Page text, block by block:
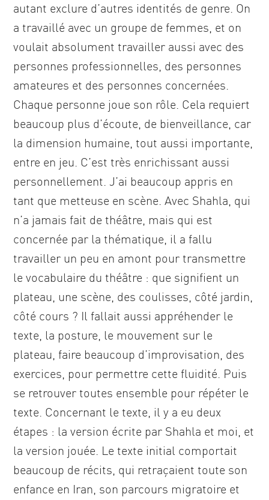
autant exclure d’autres identités de genre. On
a travaillé avec un groupe de femmes, et on
voulait absolument travailler aussi avec des
personnes professionnelles, des personnes
amateures et des personnes concernées.
Chaque personne joue son rôle. Cela requiert
beaucoup plus d’écoute, de bienveillance, car
la dimension humaine, tout aussi importante,
entre en jeu. C’est très enrichissant aussi
personnellement. J’ai beaucoup appris en
tant que metteuse en scène. Avec Shahla, qui
n’a jamais fait de théâtre, mais qui est
concernée par la thématique, il a fallu
travailler un peu en amont pour transmettre
le vocabulaire du théâtre : que signifient un
plateau, une scène, des coulisses, côté jardin,
côté cours ? Il fallait aussi appréhender le
texte, la posture, le mouvement sur le
plateau, faire beaucoup d’improvisation, des
exercices, pour permettre cette fluidité. Puis
se retrouver toutes ensemble pour répéter le
texte. Concernant le texte, il y a eu deux
étapes : la version écrite par Shahla et moi, et
la version jouée. Le texte initial comportait
beaucoup de récits, qui retraçaient toute son
enfance en Iran, son parcours migratoire et